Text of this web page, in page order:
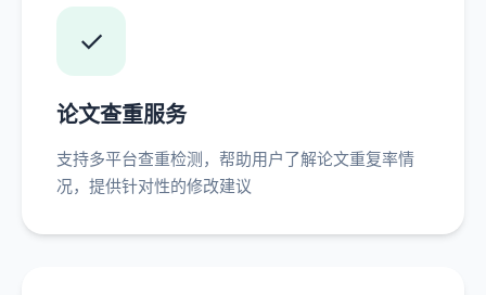
✓
论文查重服务
支持多平台查重检测，帮助用户了解论文重复率情
况，提供针对性的修改建议